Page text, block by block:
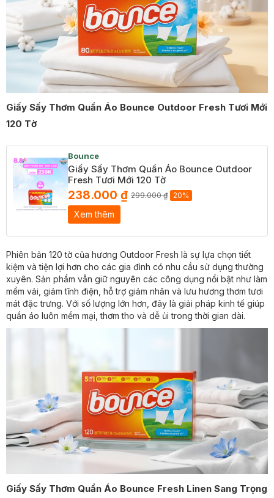
Giấy Sấy Thơm Quần Áo Bounce Outdoor Fresh Tươi Mới
120 Tờ
Bounce
Giấy Sấy Thơm Quần Áo Bounce Outdoor
Fresh Tươi Mới 120 Tờ
238.000 ₫ 299.000 ₫ 20%
Xem thêm
Phiên bản 120 tờ của hương Outdoor Fresh là sự lựa chọn tiết
kiệm và tiện lợi hơn cho các gia đình có nhu cầu sử dụng thường
xuyên. Sản phẩm vẫn giữ nguyên các công dụng nổi bật như làm
mềm vải, giảm tĩnh điện, hỗ trợ giảm nhăn và lưu hương thơm tươi
mát đặc trưng. Với số lượng lớn hơn, đây là giải pháp kinh tế giúp
quần áo luôn mềm mại, thơm tho và dễ ủi trong thời gian dài.
Giấy Sấy Thơm Quần Áo Bounce Fresh Linen Sang Trọng